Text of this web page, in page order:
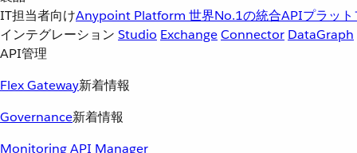
IT担当者向けAnypoint Platform 世界No.1の統合APIプラッ
インテグレーション Studio ExchangeConnector DataGraph
API管理
Flex Gateway新着情報
Governance新着情報
MonitoringAPI Manager